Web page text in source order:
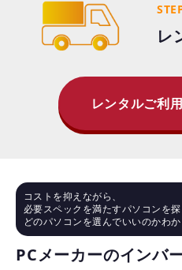
レ
レンタルご利
コストを抑えながら、
必要スペックを満たすパソコンを
どのパソコンを選んでいいのかわ
PCメーカーのインバ